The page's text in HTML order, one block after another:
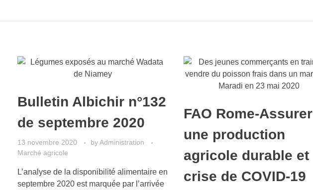
Bulletin Albichir n°132
de septembre 2020
13 novembre 2020 byAdministration
Marché agricole
L’analyse de la disponibilité alimentaire en
septembre 2020 est marquée par l’arrivée
FAO Rome-Assurer
une production
agricole durable et
crise de COVID-19